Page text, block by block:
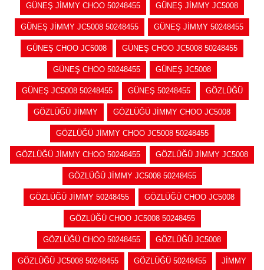
GÜNEŞ JİMMY CHOO 50248455 GÜNEŞ JİMMY JC5008
GÜNEŞ JİMMY JC5008 50248455 GÜNEŞ JİMMY 50248455
GÜNEŞ CHOO JC5008 GÜNEŞ CHOO JC5008 50248455
GÜNEŞ CHOO 50248455 GÜNEŞ JC5008
GÜNEŞ JC5008 50248455 GÜNEŞ 50248455 GÖZLÜĞÜ
GÖZLÜĞÜ JİMMY GÖZLÜĞÜ JİMMY CHOO JC5008
GÖZLÜĞÜ JİMMY CHOO JC5008 50248455
GÖZLÜĞÜ JİMMY CHOO 50248455 GÖZLÜĞÜ JİMMY JC5008
GÖZLÜĞÜ JİMMY JC5008 50248455
GÖZLÜĞÜ JİMMY 50248455 GÖZLÜĞÜ CHOO JC5008
GÖZLÜĞÜ CHOO JC5008 50248455
GÖZLÜĞÜ CHOO 50248455 GÖZLÜĞÜ JC5008
GÖZLÜĞÜ JC5008 50248455 GÖZLÜĞÜ 50248455 JİMMY